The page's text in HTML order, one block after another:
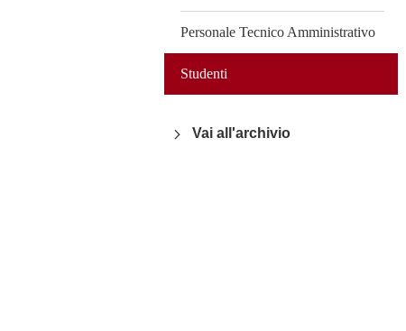
Personale Tecnico Amministrativo
Studenti
Vai all'archivio